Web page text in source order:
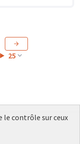
25
le contrôle sur ceux